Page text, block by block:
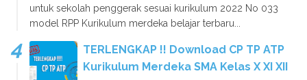
untuk sekolah penggerak sesuai kurikulum 2022 No 033
model RPP Kurikulum merdeka belajar terbaru...
TERLENGKAP !! Download CP TP ATP
Kurikulum Merdeka SMA Kelas X XI XII